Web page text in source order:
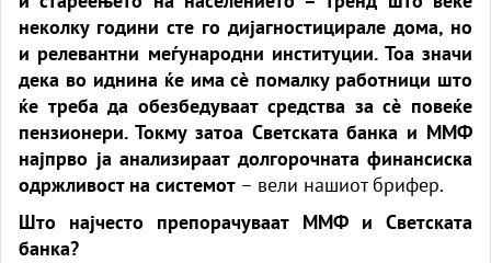
неколку години сте го дијагностицирале дома, но
и релевантни меѓународни институции. Тоа значи
дека во иднина ќе има сè помалку работници што
ќе треба да обезбедуваат средства за сè повеќе
пензионери. Токму затоа Светската банка и ММФ
најпрво ја анализираат долгорочната финансиска
одржливост на системот – вели нашиот брифер.
Што најчесто препорачуваат ММФ и Светската
банка?